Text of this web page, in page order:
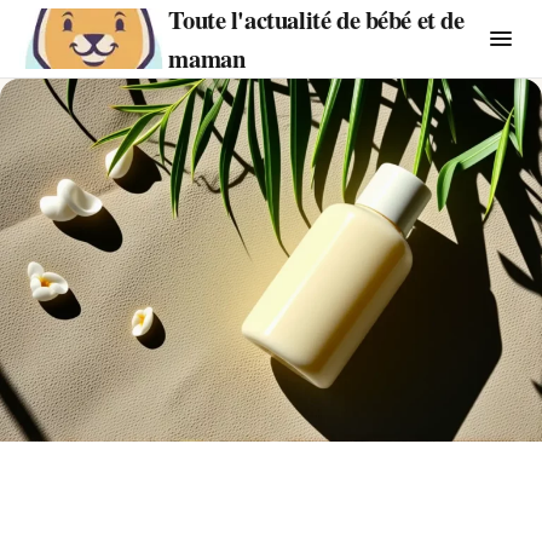
Toute l'actualité de bébé et de
maman